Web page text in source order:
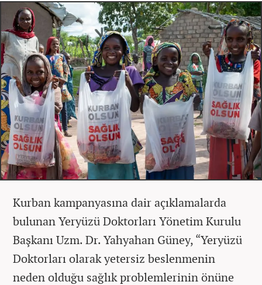
Kurban kampanyasına dair açıklamalarda
bulunan Yeryüzü Doktorları Yönetim Kurulu
Başkanı Uzm. Dr. Yahyahan Güney, “Yeryüzü
Doktorları olarak yetersiz beslenmenin
neden olduğu sağlık problemlerinin önüne